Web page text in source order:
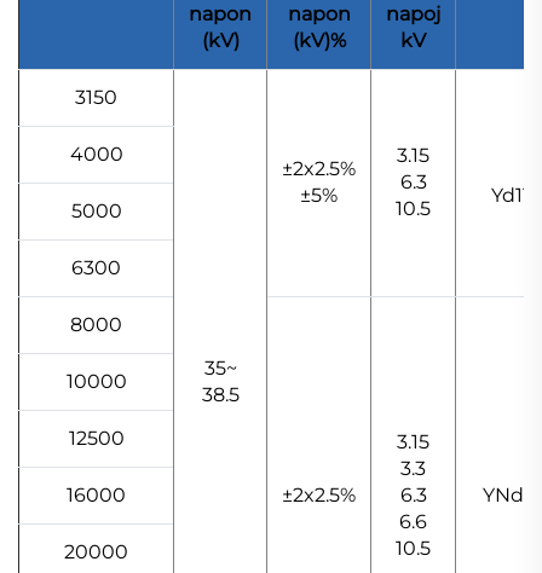
napon
(kV)
napon
(kV)%
napoj
kV
3150
35~
38.5
±2x2.5%
±5%
3.15
6.3
10.5
Yd11
4000
5000
6300
8000
±2x2.5%
3.15
3.3
6.3
6.6
10.5
YNd11
10000
12500
16000
20000